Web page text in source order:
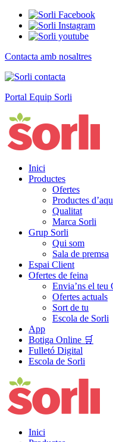
Contacta amb nosaltres
Portal Equip Sorli
Inici
Productes
Ofertes
Productes
Qualitat
Marca Sorli
Grup Sorli
Qui som
Sala de premsa
Espai Client
Ofertes de feina
Envia’ns el teu
Ofertes actuals
Sort de tu
Escola de Sorli
App
Botiga Online 🛒
Fulletó Digital
Escola de Sorli
Inici